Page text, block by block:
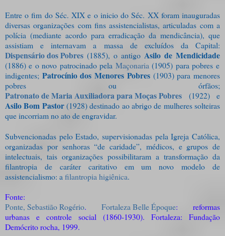
Entre o fim do Séc. XIX e o inicio do Séc. XX foram inauguradas
diversas organizações com fins assistencialistas, articuladas com a
polícia (mediante acordo para erradicação da mendicância), que
assistiam e internavam a massa de excluídos da Capital:
Dispensário dos Pobres (1885), o antigo Asilo de Mendicidade
(1886) e o novo patrocinado pela Maçonaria (1905) para pobres e
indigentes; Patrocínio dos Menores Pobres(1903) para menores
pobres ou órfãos;
Patronato de Maria Auxiliadora para Moças Pobres (1922) e
Asilo Bom Pastor(1928) destinado ao abrigo de mulheres solteiras
que incorriam no ato de engravidar.
Subvencionadas pelo Estado, supervisionadas pela Igreja Católica,
organizadas por senhoras “de caridade”, médicos, e grupos de
intelectuais, tais organizações possibilitaram a transformação da
filantropia de caráter caritativo em um novo modelo de
assistencialismo: a filantropia higiênica.
Fonte:
Ponte, Sebastião Rogério. Fortaleza Belle Époque: reformas
urbanas e controle social (1860-1930). Fortaleza: Fundação
Demócrito rocha, 1999.